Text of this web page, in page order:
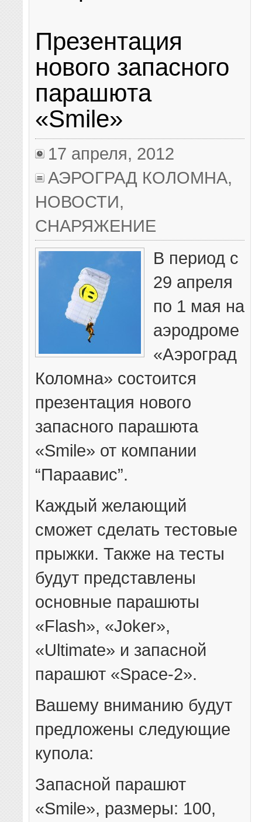
Презентация
нового запасного
парашюта
«Smile»
17 апреля, 2012
АЭРОГРАД КОЛОМНА,
НОВОСТИ,
СНАРЯЖЕНИЕ
В период с
29 апреля
по 1 мая на
аэродроме
«Аэроград
Коломна» состоится
презентация нового
запасного парашюта
«Smile» от компании
“Параавис”.
Каждый желающий
сможет сделать тестовые
прыжки. Также на тесты
будут представлены
основные парашюты
«Flash», «Joker»,
«Ultimate» и запасной
парашют «Space-2».
Вашему вниманию будут
предложены следующие
купола:
Запасной парашют
«Smile», размеры: 100,